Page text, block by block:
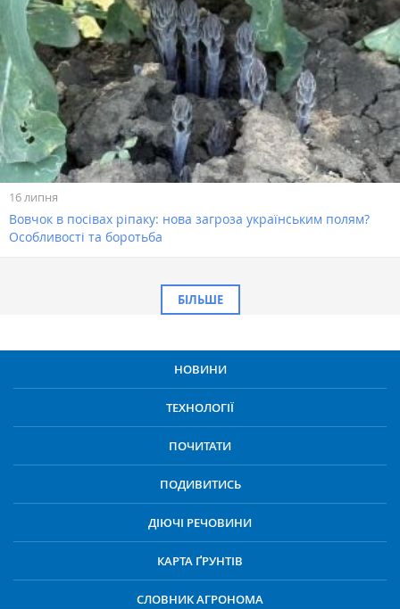
16 липня
Вовчок в посівах ріпаку: нова загроза українським полям?
Особливості та боротьба
БІЛЬШЕ
НОВИНИ
ТЕХНОЛОГІЇ
ПОЧИТАТИ
ПОДИВИТИСЬ
ДІЮЧІ РЕЧОВИНИ
КАРТА ҐРУНТІВ
СЛОВНИК АГРОНОМА